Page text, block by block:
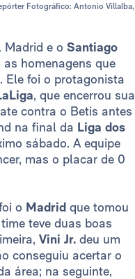
Fotográfico: Antonio Villalba,
Madrid e o Santiago
homenagens que
Ele foi o protagonista
, que encerrou sua
contra o Betis antes
na final da Liga dos
sábado. A equipe
mas o placar de 0
o Madrid que tomou
teve duas boas
Vini Jr. deu um
conseguiu acertar o
área; na seguinte,